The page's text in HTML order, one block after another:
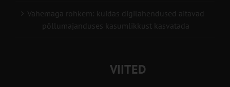
Vähemaga rohkem: kuidas digilahendused aitavad
põllumajanduses kasumlikkust kasvatada
VIITED